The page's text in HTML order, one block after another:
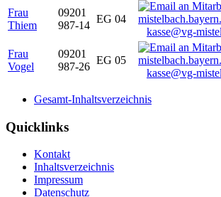
Frau
Thiem
09201
987-14
EG 04
kasse@vg-
Frau
Vogel
09201
987-26
EG 05
kasse@vg-
Gesamt-Inhaltsverzeichnis
Quicklinks
Kontakt
Inhaltsverzeichnis
Impressum
Datenschutz